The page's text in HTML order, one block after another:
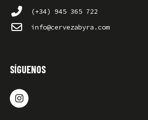
(+34) 945 365 722
info@cervezabyra.com
SÍGUENOS